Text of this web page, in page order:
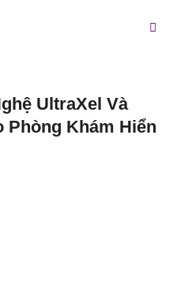
UltraXel Và
Phòng Khám Hiển